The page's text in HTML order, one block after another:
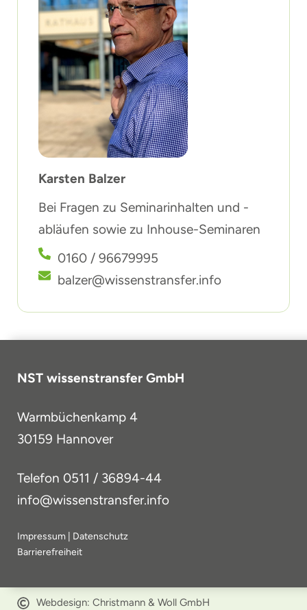
Karsten Balzer
Bei Fragen zu Seminarinhalten und -
abläufen sowie zu Inhouse-Seminaren
0160 / 96679995
balzer@wissenstransfer.info
NST wissenstransfer GmbH
Warmbüchenkamp 4
30159 Hannover
Telefon 0511 / 36894-44
info@wissenstransfer.info
Impressum
Datenschutz
Barrierefreiheit
Webdesign: Christmann & Woll GmbH